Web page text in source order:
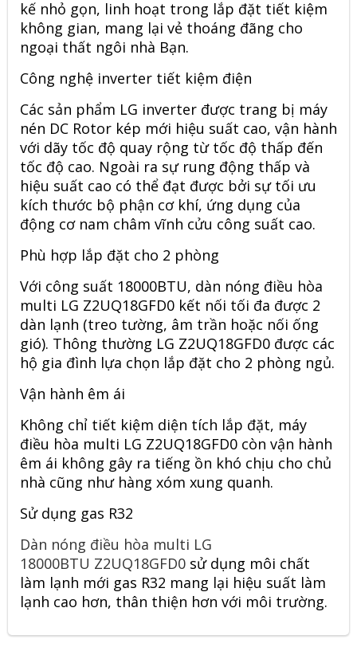
kế nhỏ gọn, linh hoạt trong lắp đặt tiết kiệm
không gian, mang lại vẻ thoáng đãng cho
ngoại thất ngôi nhà Bạn.
Công nghệ inverter tiết kiệm điện
Các sản phẩm LG inverter được trang bị máy
nén DC Rotor kép mới hiệu suất cao, vận hành
với dãy tốc độ quay rộng từ tốc độ thấp đến
tốc độ cao. Ngoài ra sự rung động thấp và
hiệu suất cao có thể đạt được bởi sự tối ưu
kích thước bộ phận cơ khí, ứng dụng của
động cơ nam châm vĩnh cửu công suất cao.
Phù hợp lắp đặt cho 2 phòng
Với công suất 18000BTU, dàn nóng điều hòa
multi LG Z2UQ18GFD0 kết nối tối đa được 2
dàn lạnh (treo tường, âm trần hoặc nối ống
gió). Thông thường LG Z2UQ18GFD0 được các
hộ gia đình lựa chọn lắp đặt cho 2 phòng ngủ.
Vận hành êm ái
Không chỉ tiết kiệm diện tích lắp đặt, máy
điều hòa multi LG Z2UQ18GFD0 còn vận hành
êm ái không gây ra tiếng ồn khó chịu cho chủ
nhà cũng như hàng xóm xung quanh.
Sử dụng gas R32
Dàn nóng điều hòa multi LG
18000BTU Z2UQ18GFD0 sử dụng môi chất
làm lạnh mới gas R32 mang lại hiệu suất làm
lạnh cao hơn, thân thiện hơn với môi trường.